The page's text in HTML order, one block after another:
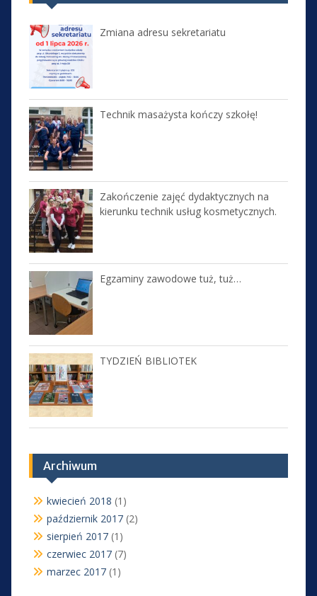
Zmiana adresu sekretariatu
Technik masażysta kończy szkołę!
Zakończenie zajęć dydaktycznych na
kierunku technik usług kosmetycznych.
Egzaminy zawodowe tuż, tuż…
TYDZIEŃ BIBLIOTEK
Archiwum
kwiecień 2018 (1)
październik 2017(2)
sierpień 2017(1)
czerwiec 2017(7)
marzec 2017(1)